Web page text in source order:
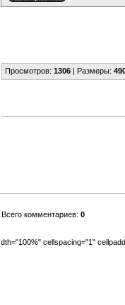
Просмотров: 1306 | Размеры:
Всего комментариев: 0
dth="100%" cellspacing="1"